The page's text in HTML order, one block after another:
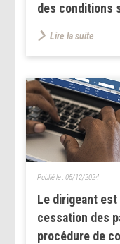
des conditions
Lire la suite
Le dirigeant
cessation des
procédure de
Publié le :05/12/2024